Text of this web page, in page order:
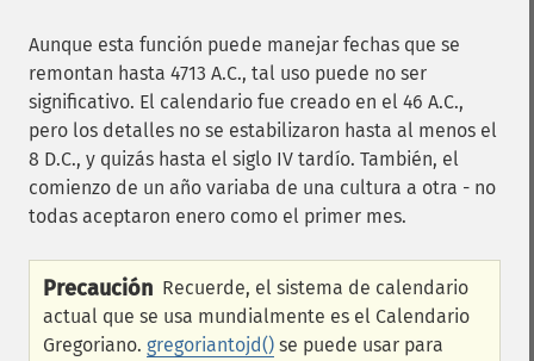
Aunque esta función puede manejar fechas que se
remontan hasta 4713 A.C., tal uso puede no ser
significativo. El calendario fue creado en el 46 A.C.,
pero los detalles no se estabilizaron hasta al menos el
8 D.C., y quizás hasta el siglo IV tardío. También, el
comienzo de un año variaba de una cultura a otra - no
todas aceptaron enero como el primer mes.
Precaución Recuerde, el sistema de calendario
actual que se usa mundialmente es el Calendario
Gregoriano. gregoriantojd() se puede usar para